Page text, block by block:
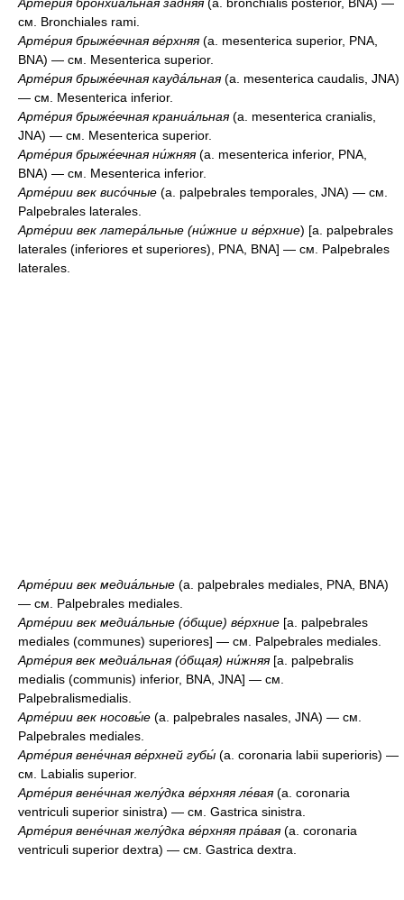
см. Bronchiales rami.
Арте́рия брыже́ечная ве́рхняя(a. mesenterica superior, PNA,
BNA) — см. Mesenterica superior.
Арте́рия брыже́ечная кауда́льная(a. mesenterica caudalis, JNA)
— см. Mesenterica inferior.
Арте́рия брыже́ечная краниа́льная(a. mesenterica cranialis,
JNA) — см. Mesenterica superior.
Арте́рия брыже́ечная ни́жняя(a. mesenterica inferior, PNA,
BNA) — см. Mesenterica inferior.
Арте́рии век висо́чные (a. palpebrales temporales, JNA) — см.
Palpebrales laterales.
Арте́рии век латера́льные (ни́жние и ве́рхние) [a. palpebrales
laterales (inferiores et superiores), PNA, BNA] — см. Palpebrales
laterales.
Арте́рии век медиа́льные (a. palpebrales mediales, PNA, BNA)
— см. Palpebrales mediales.
Арте́рии век медиа́льные (о́бщие) ве́рхние [a. palpebrales
mediales (communes) superiores] — см. Palpebrales mediales.
Арте́рия век медиа́льная (о́бщая) ни́жняя[a. palpebralis
medialis (communis) inferior, BNA, JNA] — см.
Palpebralismedialis.
Арте́рии век носовы́е (a. palpebrales nasales, JNA) — см.
Palpebrales mediales.
Арте́рия вене́чная ве́рхней губы́ (a. coronaria labii superioris) —
см. Labialis superior.
Арте́рия вене́чная желу́дка ве́рхняя ле́вая(a. coronaria
ventriculi superior sinistra) — см. Gastrica sinistra.
Арте́рия вене́чная желу́дка ве́рхняя пра́вая(a. coronaria
ventriculi superior dextra) — см. Gastrica dextra.